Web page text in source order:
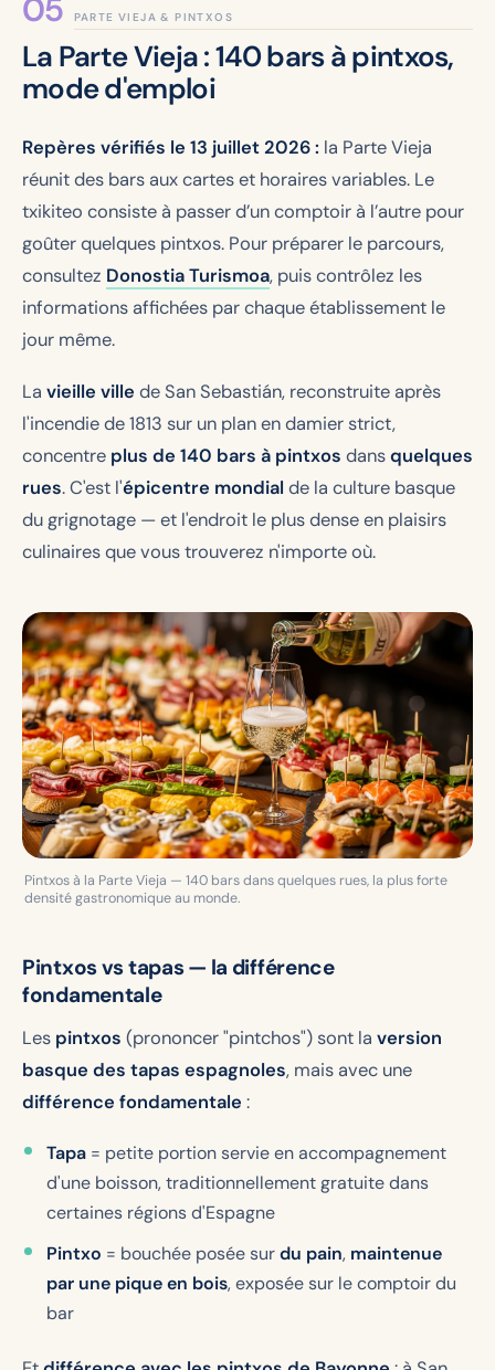
PARTE VIEJA & PINTXOS
La Parte Vieja : 140 bars à pintxos,
mode d'emploi
Repères vérifiés le 13 juillet 2026 : la Parte Vieja
réunit des bars aux cartes et horaires variables. Le
txikiteo consiste à passer d’un comptoir à l’autre pour
goûter quelques pintxos. Pour préparer le parcours,
consultez Donostia Turismoa, puis contrôlez les
informations affichées par chaque établissement le
jour même.
La vieille ville de San Sebastián, reconstruite après
l'incendie de 1813 sur un plan en damier strict,
concentre plus de 140 bars à pintxos dansquelques
rues. C'est l'épicentre mondial de la culture basque
du grignotage — et l'endroit le plus dense en plaisirs
culinaires que vous trouverez n'importe où.
Pintxos à la Parte Vieja — 140 bars dans quelques rues, la plus forte
densité gastronomique au monde.
Pintxos vs tapas — la différence
fondamentale
Les pintxos (prononcer "pintchos") sont la version
basque des tapas espagnoles, mais avec une
différence fondamentale :
Tapa = petite portion servie en accompagnement
d'une boisson, traditionnellement gratuite dans
certaines régions d'Espagne
Pintxo = bouchée posée surdu pain, maintenue
par une pique en bois, exposée sur le comptoir du
bar